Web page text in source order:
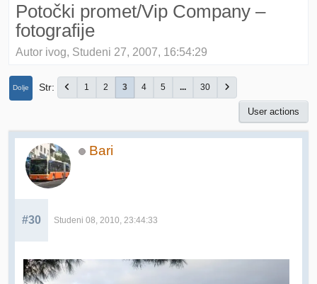
Potočki promet/Vip Company –
fotografije
Autor ivog, Studeni 27, 2007, 16:54:29
Dolje Str 1 2 3 4 5 ... 30
User actions
Bari
#30 Studeni 08, 2010, 23:44:33